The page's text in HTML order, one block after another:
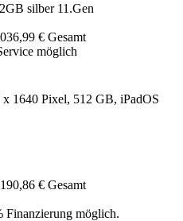
silber 11.Gen
€ Gesamt
möglich
1640 Pixel, 512 GB, iPadOS
€ Gesamt
Finanzierung möglich.